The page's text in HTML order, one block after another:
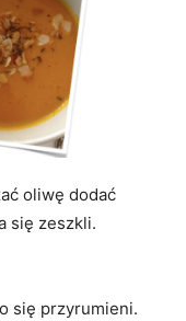
oliwę dodać
się zeszkli.
się przyrumieni.